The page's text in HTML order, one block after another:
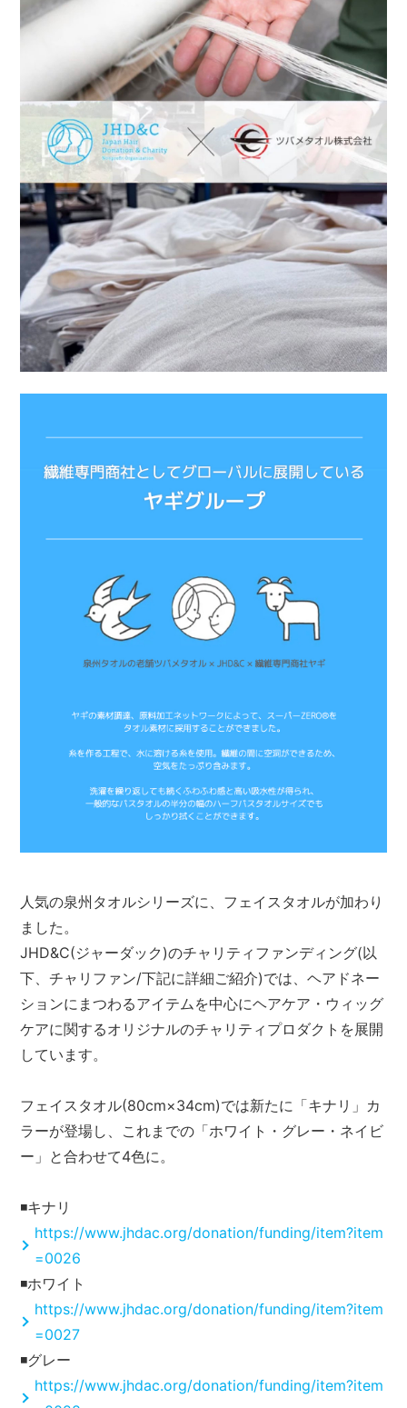
人気の泉州タオルシリーズに、フェイスタオルが加わり
ました。
JHD&C(ジャーダック)のチャリティファンディング(以
下、チャリファン/下記に詳細ご紹介)では、ヘアドネー
ションにまつわるアイテムを中心にヘアケア・ウィッグ
ケアに関するオリジナルのチャリティプロダクトを展開
しています。
フェイスタオル(80cm×34cm)では新たに「キナリ」カ
ラーが登場し、これまでの「ホワイト・グレー・ネイビ
ー」と合わせて4色に。
◾️キナリ
https://www.jhdac.org/donation/funding/item?item
=0026
◾️ホワイト
https://www.jhdac.org/donation/funding/item?item
=0027
◾️グレー
https://www.jhdac.org/donation/funding/item?item